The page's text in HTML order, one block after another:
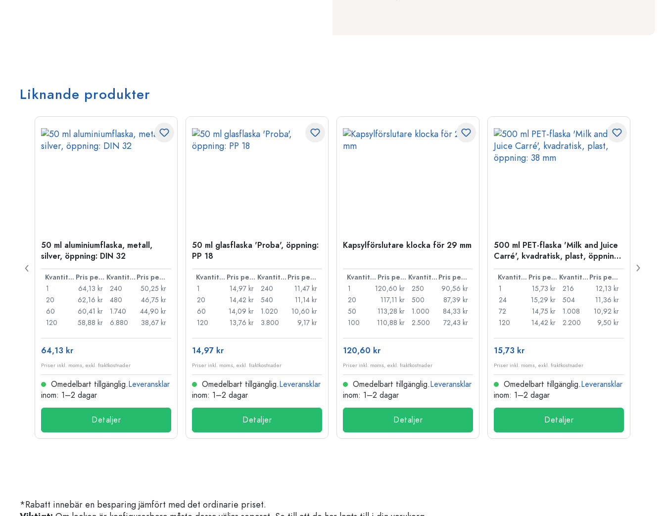
Liknande produkter
50 ml aluminiumflaska, metall,
silver, öppning: DIN 32
Kvantitet Pris per styck Kvantitet
Pris per styck
1
64,13 kr
20
62,16 kr
60
60,41 kr
120
58,88 kr
240
50,25 kr
480
46,75 kr
1.740
44,90 kr
6.880
38,67 kr
64,13 kr
Priser inkl. moms, exkl. fraktkostnader
Omedelbart tillgänglig.Leveransklar
inom: 1–2 dagar
Detaljer
50 ml glasflaska 'Proba', öppning:
PP 18
Kvantitet Pris per styck Kvantitet
Pris per styck
1
14,97 kr
20
14,42 kr
60
14,09 kr
120
13,76 kr
240
11,47 kr
540
11,14 kr
1.020
10,60 kr
3.800
9,17 kr
14,97 kr
Priser inkl. moms, exkl. fraktkostnader
Omedelbart tillgänglig.Leveransklar
inom: 1–2 dagar
Detaljer
Kapsylförslutare klocka för 29 mm
Kvantitet Pris per styck Kvantitet
Pris per styck
1
120,60 kr
20
117,11 kr
50
113,28 kr
100
110,88 kr
250
90,56 kr
500
87,39 kr
1.000
84,33 kr
2.500
72,43 kr
120,60 kr
Priser inkl. moms, exkl. fraktkostnader
Omedelbart tillgänglig.Leveransklar
inom: 1–2 dagar
Detaljer
500 ml PET-flaska 'Milk and Juice
Carré', kvadratisk, plast, öppning:
38 mm
Kvantitet Pris per styck Kvantitet
Pris per styck
1
15,73 kr
24
15,29 kr
72
14,75 kr
120
14,42 kr
216
12,13 kr
504
11,36 kr
1.008
10,92 kr
2.200
9,50 kr
15,73 kr
Priser inkl. moms, exkl. fraktkostnader
Omedelbart tillgänglig.Leveransklar
inom: 1–2 dagar
Detaljer
*Rabatt innebär en besparing jämfört med det ordinarie priset.